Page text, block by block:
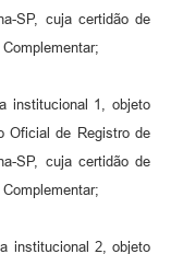
SP, cuja certidão de
institucional 1, objeto
Oficial de Registro de
SP, cuja certidão de
institucional 2, objeto